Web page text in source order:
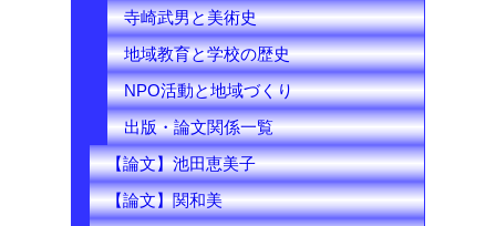
寺崎武男と美術史
地域教育と学校の歴史
NPO活動と地域づくり
出版・論文関係一覧
【論文】池田恵美子
【論文】関和美